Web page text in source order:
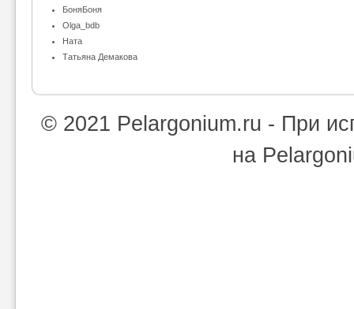
БоняБоня
Olga_bdb
Ната
Татьяна Демакова
© 2021 Pelargonium.ru - При
на